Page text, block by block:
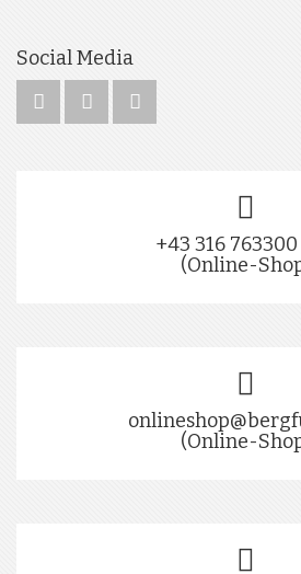
Social Media
+43 316 763300
(Online-
(Online-